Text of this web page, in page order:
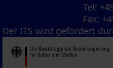
Tel:
Fax:
Der ITS wird gefördert